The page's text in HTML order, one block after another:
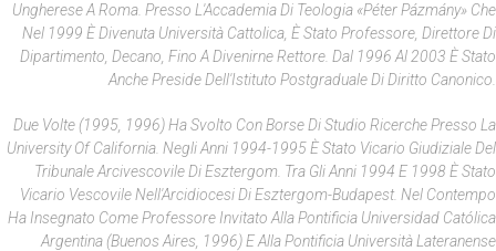
Ungherese A Roma. Presso L'Accademia Di Teologia «Péter Pázmány» Che
Nel 1999 È Divenuta Università Cattolica, È Stato Professore, Direttore Di
Dipartimento, Decano, Fino A Divenirne Rettore. Dal 1996 Al 2003 È Stato
Anche Preside Dell'Istituto Postgraduale Di Diritto Canonico.
Due Volte (1995, 1996) Ha Svolto Con Borse Di Studio Ricerche Presso La
University Of California. Negli Anni 1994-1995 È Stato Vicario Giudiziale Del
Tribunale Arcivescovile Di Esztergom. Tra Gli Anni 1994 E 1998 È Stato
Vicario Vescovile Nell'Arcidiocesi Di Esztergom-Budapest. Nel Contempo
Ha Insegnato Come Professore Invitato Alla Pontificia Universidad Católica
Argentina (Buenos Aires, 1996) E Alla Pontificia Università Lateranense